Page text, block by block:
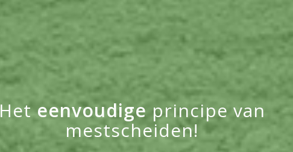
Heteenvoudige principe van
mestscheiden!